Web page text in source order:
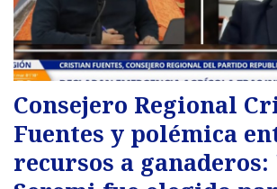
Consejero Regional
Fuentes y polémica
recursos a ganaderos: